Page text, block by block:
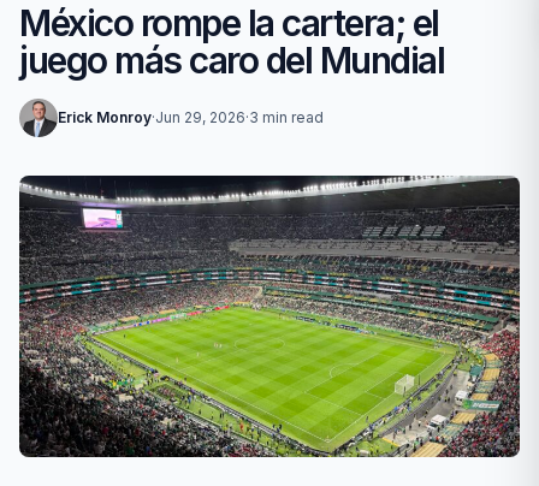
México rompe la cartera; el
juego más caro del Mundial
Erick Monroy·Jun 29, 2026·3 min read